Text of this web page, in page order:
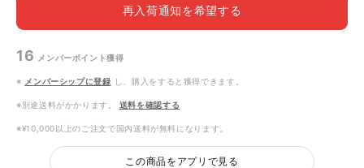
再入荷通知を希望する
16 メンバーポイント獲得
※ メンバーシップに登録 し、購入をすると獲得できます。
※別途送料がかかります。 送料を確認する
※¥10,000以上のご注文で国内送料が無料になります。
この商品をアプリで見る